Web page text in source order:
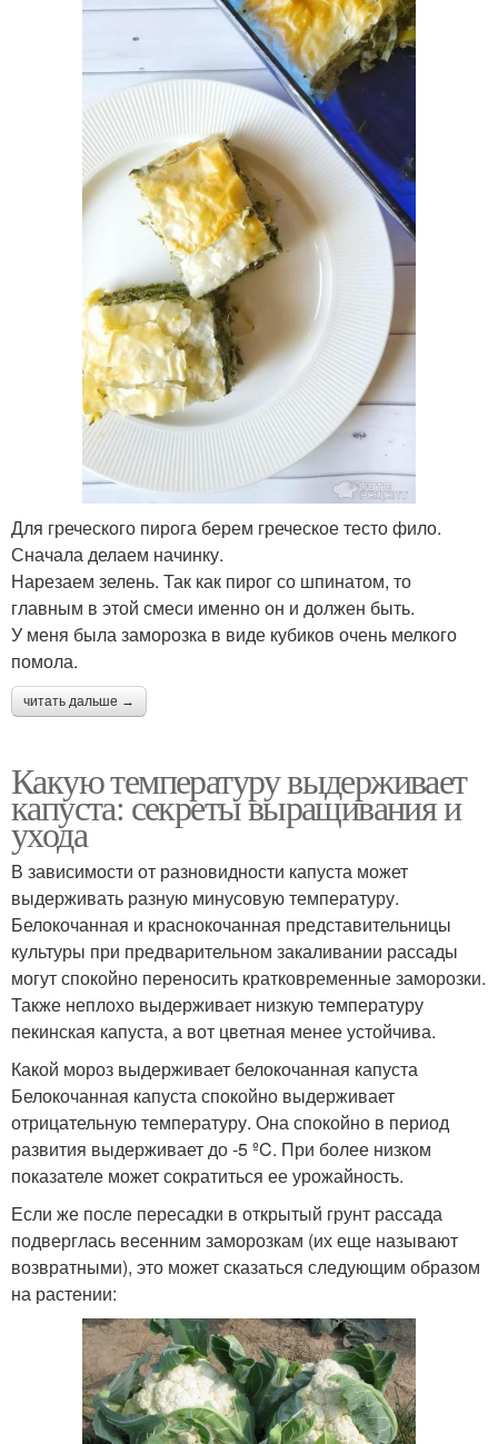
Для греческого пирога берем греческое тесто фило.
Сначала делаем начинку.
Нарезаем зелень. Так как пирог со шпинатом, то
главным в этой смеси именно он и должен быть.
У меня была заморозка в виде кубиков очень мелкого
помола.
читать дальше →
Какую температуру выдерживает
капуста: секреты выращивания и
ухода
В зависимости от разновидности капуста может
выдерживать разную минусовую температуру.
Белокочанная и краснокочанная представительницы
культуры при предварительном закаливании рассады
могут спокойно переносить кратковременные заморозки.
Также неплохо выдерживает низкую температуру
пекинская капуста, а вот цветная менее устойчива.
Какой мороз выдерживает белокочанная капуста
Белокочанная капуста спокойно выдерживает
отрицательную температуру. Она спокойно в период
развития выдерживает до -5 ºC. При более низком
показателе может сократиться ее урожайность.
Если же после пересадки в открытый грунт рассада
подверглась весенним заморозкам (их еще называют
возвратными), это может сказаться следующим образом
на растении: